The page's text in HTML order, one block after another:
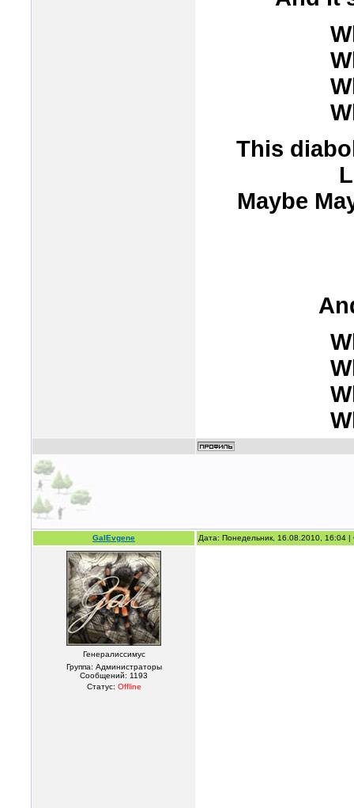
This
Maybe
GalEvgene Дата: Понедельник, 16.08.2010, 16:04
Генералиссимус
Группа: Администраторы
Сообщений: 1193
Статус: Offline